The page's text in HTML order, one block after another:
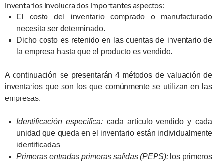
inventarios involucra dos importantes aspectos:
El costo del inventario comprado o manufacturado
necesita ser determinado.
Dicho costo es retenido en las cuentas de inventario de
la empresa hasta que el producto es vendido.
A continuación se presentarán 4 métodos de valuación de
inventarios que son los que comúnmente se utilizan en las
empresas:
Identificación específica:cada artículo vendido y cada
unidad que queda en el inventario están individualmente
identificadas
Primeras entradas primeras salidas (PEPS): los primeros